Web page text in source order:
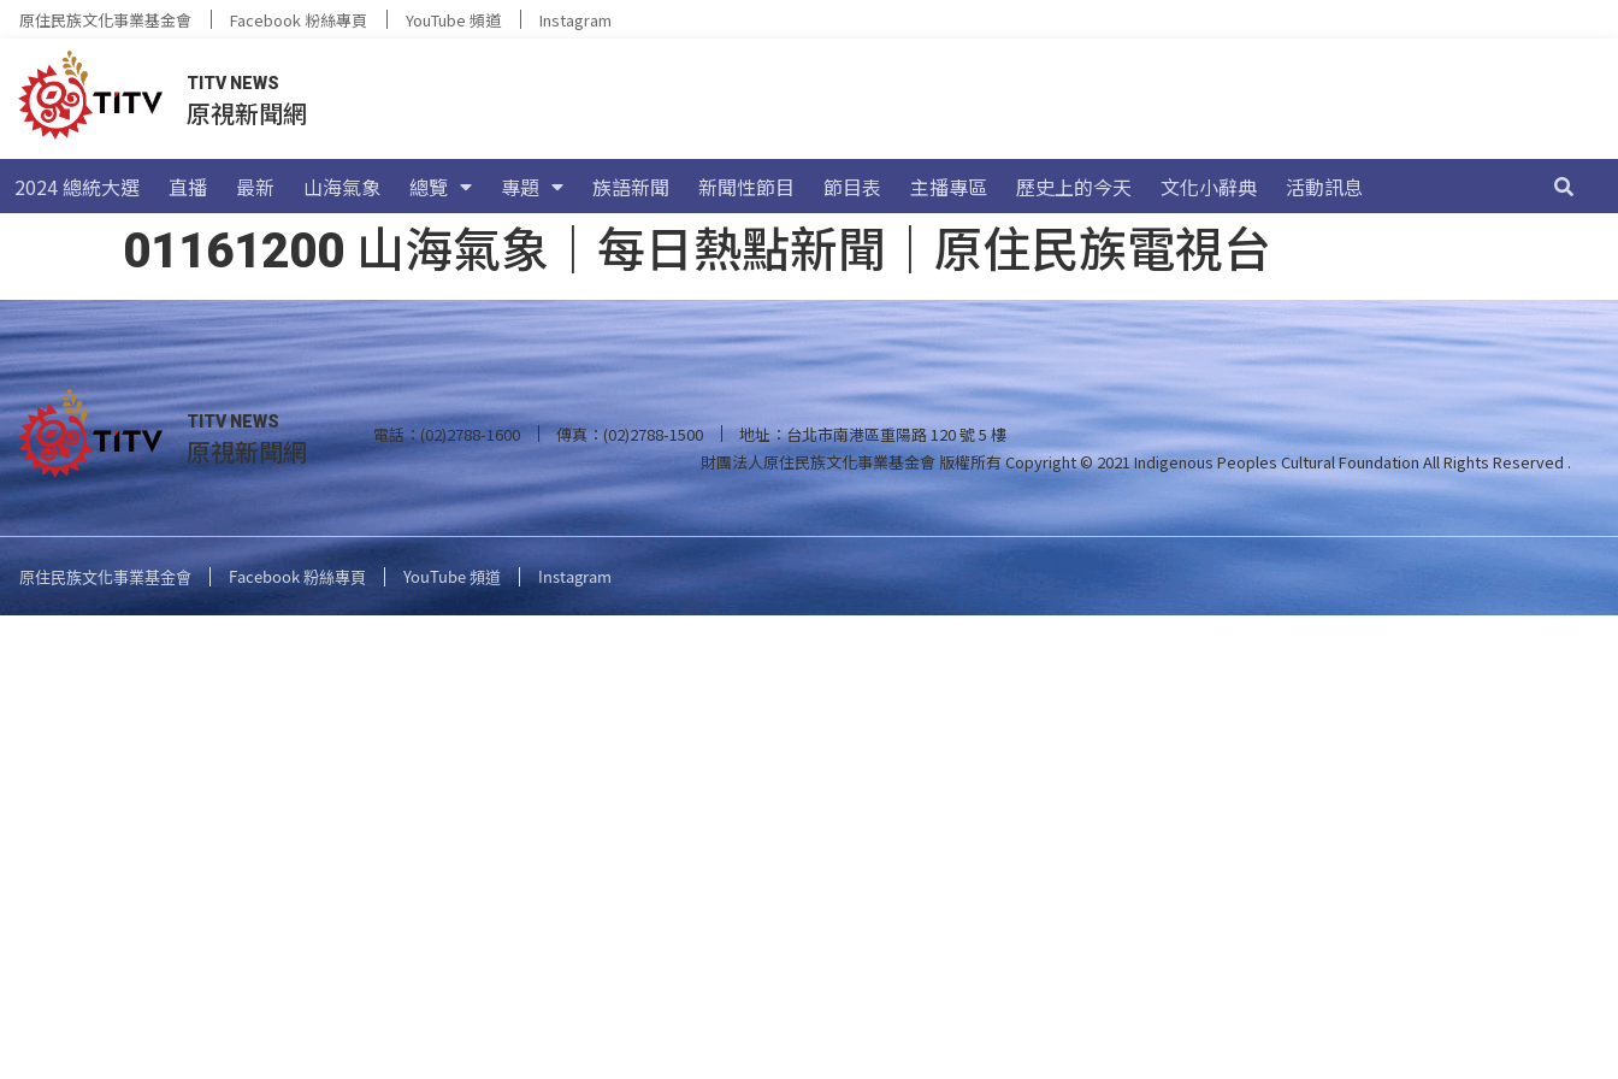
原住民族文化事業基金會 Facebook 粉絲專頁 YouTube 頻道 Instagram
TITV NEWS
原視新聞網
2024 總統大選 直播 最新 山海氣象 總覽 專題 族語新聞 新聞性節目 節目表 主播專區 歷史上的今天 文化小辭典 活動訊息
01161200 山海氣象｜每日熱點新聞｜原住民族電視台
TITV NEWS
原視新聞網 電話：(02)2788-1600 傳真：(02)2788-1500
地址：台北市南港區重陽路 120 號 5 樓
財團法人原住民族文化事業基金會 版權所有Copyright © 2021 Indigenous Peoples Cultural Foundation All Rights Reserved .
原住民族文化事業基金會 Facebook 粉絲專頁 YouTube 頻道 Instagram